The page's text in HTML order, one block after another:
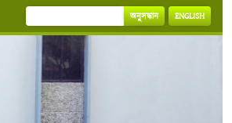
অনুসন্ধান ENGLISH